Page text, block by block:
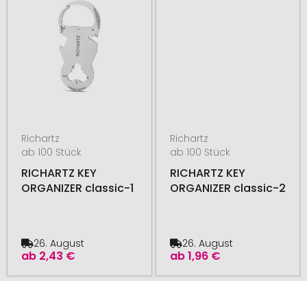
Richartz
ab 100 Stück
RICHARTZ KEY
ORGANIZER classic-1
ab 2,43 €
26. August
Richartz
ab 100 Stück
RICHARTZ KEY
ORGANIZER classic-2
ab1,96 €
26. August